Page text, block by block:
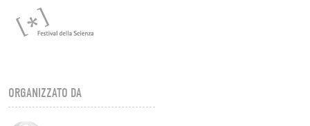
ORGANIZZATO DA